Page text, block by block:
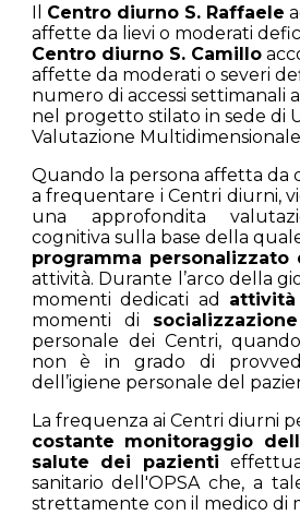
Il Centro diurno S. Raffaele
affette da lievi o moderati
Centro diurno S. Camillo
affette da moderati o severi
numero di accessi settimanali
nel progetto stilato in sede di
Valutazione
Quando la persona affetta da
a frequentare i Centri diurni,
una approfondita
cognitiva sulla base della
programma
attività. Durante l’arco della
momenti dedicati ad
momenti di
personale dei Centri,
non è in grado di
dell’igiene personale del
La frequenza ai Centri diurni
costante monitoraggio
salute dei pazienti
sanitario dell'OPSA che, a
strettamente con il medico di